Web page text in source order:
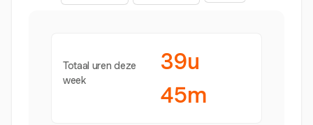
Totaal uren deze
week
39u
45m